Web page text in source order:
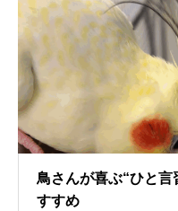
鳥さんが喜ぶ“ひと
すすめ